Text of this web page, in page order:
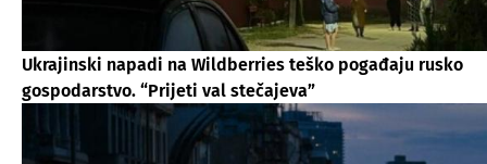
Ukrajinski napadi na Wildberries teško pogađaju rusko
gospodarstvo. “Prijeti val stečajeva”